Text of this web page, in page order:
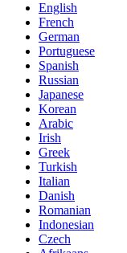
English
French
German
Portuguese
Spanish
Russian
Japanese
Korean
Arabic
Irish
Greek
Turkish
Italian
Danish
Romanian
Indonesian
Czech